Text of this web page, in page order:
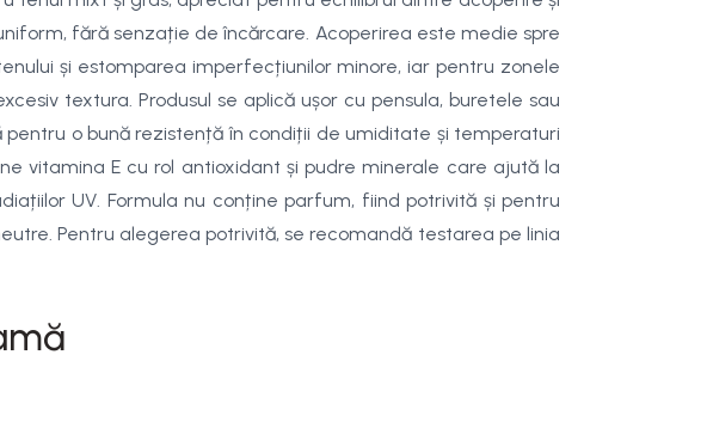
fără senzație de încărcare. Acoperirea este medie spre
și estomparea imperfecțiunilor minore, iar pentru zonele
textura. Produsul se aplică ușor cu pensula, buretele sau
o bună rezistență în condiții de umiditate și temperaturi
vitamina E cu rol antioxidant și pudre minerale care ajută la
UV. Formula nu conține parfum, fiind potrivită și pentru
Pentru alegerea potrivită, se recomandă testarea pe linia